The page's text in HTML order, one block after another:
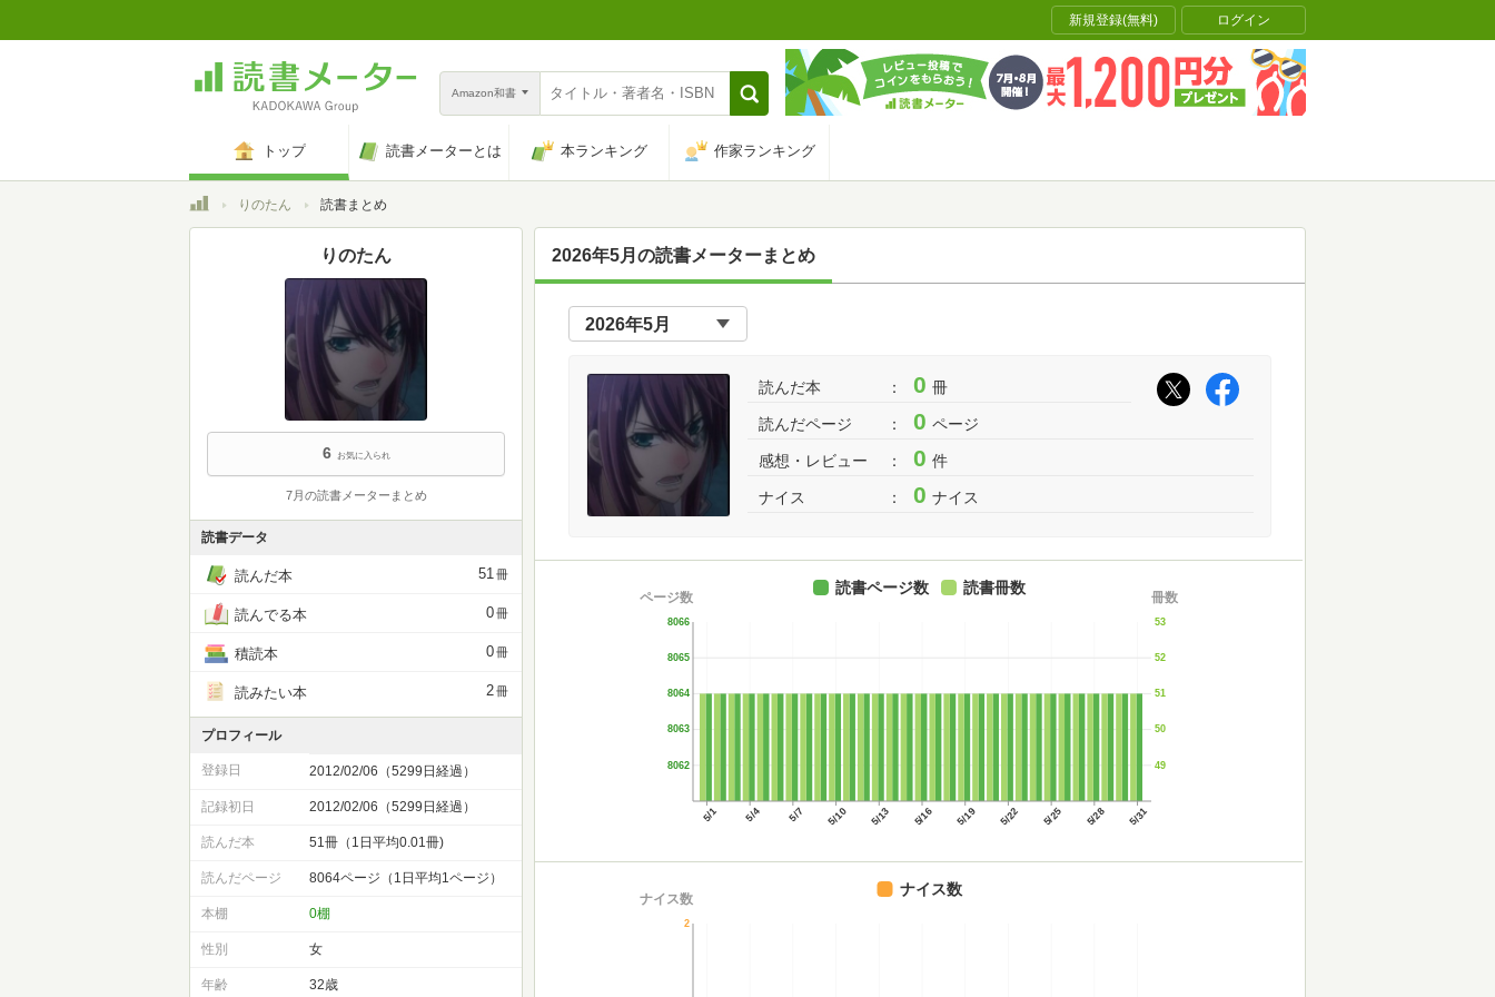
新規登録(無料) ログイン
Amazon和書
トップ 読書メーターとは 本ランキング 作家ランキング
トップりのたん 読書まとめ
2026年5月の読書メーターまとめ
読んだ本 0 冊
読んだページ 0 ページ
感想・レビュー 0 件
ナイス 0 ナイス
5/1 5/4 5/7 5/10 5/13 5/16 5/19 5/22 5/25 5/28 5/31
8062
8063
8064
8065
8066
ページ数
49
50
51
52
53
冊数
読書ページ数 読書冊数
2
ナイス数
ナイス数
りのたん
6 お気に入られ
7月の読書メーターまとめ
読書データ
読んだ本 51冊
読んでる本 0冊
積読本 0冊
読みたい本 2冊
プロフィール
登録日 2012/02/06（5299日経過）
記録初日 2012/02/06（5299日経過）
読んだ本 51冊（1日平均0.01冊)
読んだページ 8064ページ（1日平均1ページ）
本棚 0棚
性別 女
年齢 32歳